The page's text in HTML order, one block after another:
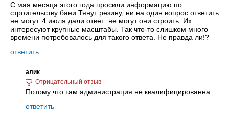
С мая месяца этого года просили информацию по
строительству бани.Тянут резину, ни на один вопрос ответить
не могут. 4 июля дали ответ: не могут они строить. Их
интересуют крупные масштабы. Так что-то слишком много
времени потребовалось для такого ответа. Не правда ли!?
ответить
алик
Потому что там администрация не квалифицированна
ответить